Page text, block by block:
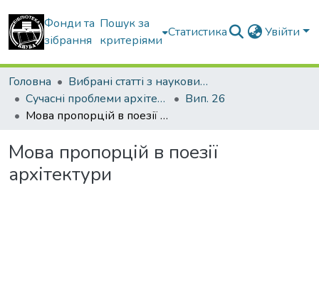
Фонди та
зібрання
Пошук за
критеріями
Статистика Увійти
Головна
Вибрані статті з наукових збірників КНУБА
Сучасні проблеми архітектури та містобудування
Вип. 26
Мова пропорцій в поезії архітектури
Мова пропорцій в поезії
архітектури